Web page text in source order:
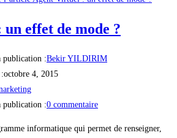
effet de mode ?
publication :Bekir YILDIRIM
octobre 4, 2015
publication :0 commentaire
informatique qui permet de renseigner,